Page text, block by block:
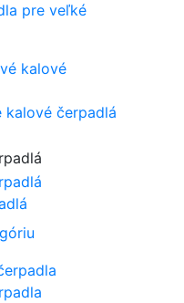
pre veľké
kalové čerpadlá